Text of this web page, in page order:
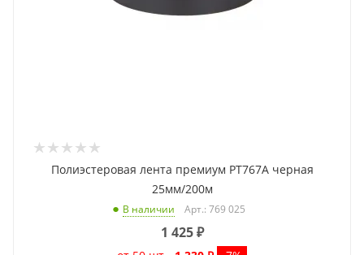
Полиэстеровая лента премиум PT767A черная
25мм/200м
В наличии Арт.: 769 025
1 425₽